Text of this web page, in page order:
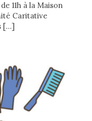
11h à la Maison
Caritative
[…]